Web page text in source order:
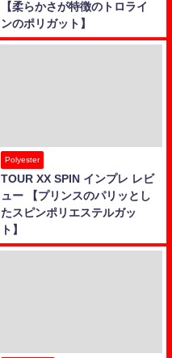
【柔らかさが特徴のトロライ
ンのポリガット】
Polyester
TOUR XX SPIN インプレ レビ
ュー 【プリンスのパリッとし
たスピンポリエステルガッ
ト】